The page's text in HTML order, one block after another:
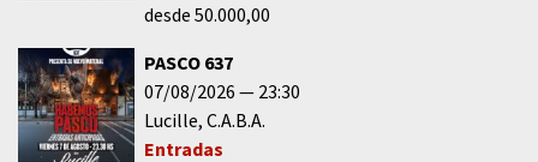
desde 50.000,00
PASCO 637
07/08/2026
23:30
Lucille C.A.B.A.
Entradas